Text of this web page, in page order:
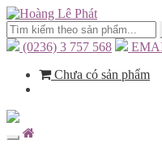
(0236) 3 757 568
Chưa có sản phẩm